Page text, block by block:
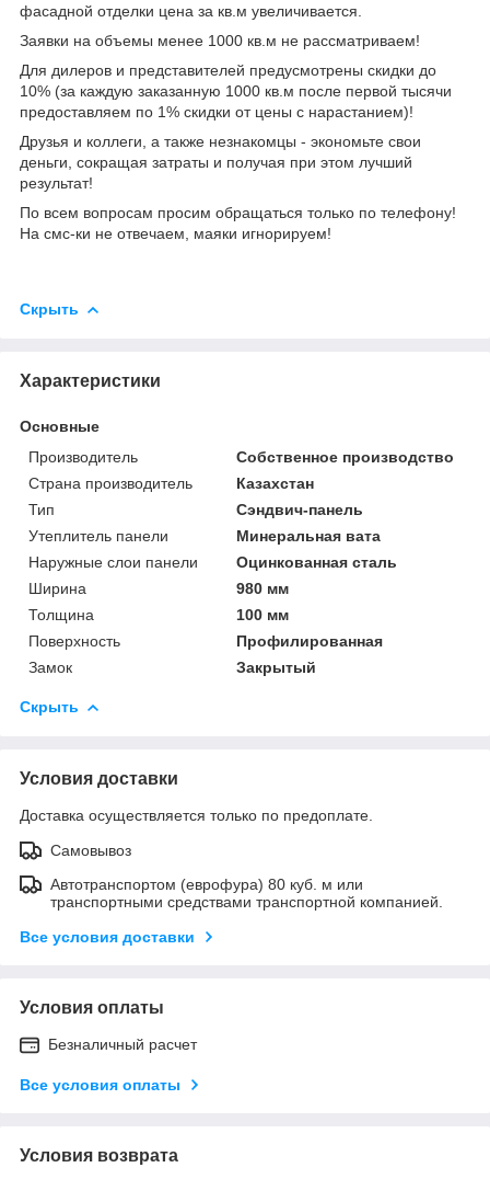
фасадной отделки цена за кв.м увеличивается.
Заявки на объемы менее 1000 кв.м не рассматриваем!
Для дилеров и представителей предусмотрены скидки до
10% (за каждую заказанную 1000 кв.м после первой тысячи
предоставляем по 1% скидки от цены с нарастанием)!
Друзья и коллеги, а также незнакомцы - экономьте свои
деньги, сокращая затраты и получая при этом лучший
результат!
По всем вопросам просим обращаться только по телефону!
На смс-ки не отвечаем, маяки игнорируем!
Скрыть
Характеристики
Основные
Производитель
Собственное производство
Страна производитель
Казахстан
Тип
Сэндвич-панель
Утеплитель панели
Минеральная вата
Наружные слои панели
Оцинкованная сталь
Ширина
980 мм
Толщина
100 мм
Поверхность
Профилированная
Замок
Закрытый
Скрыть
Условия доставки
Доставка осуществляется только по предоплате.
Самовывоз
Автотранспортом (еврофура) 80 куб. м или
транспортными средствами транспортной компанией.
Все условия доставки
Условия оплаты
Безналичный расчет
Все условия оплаты
Условия возврата